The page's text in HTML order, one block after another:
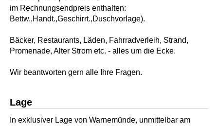
im Rechnungsendpreis enthalten:
Bettw.,Handt.,Geschirrt.,Duschvorlage).
Bäcker, Restaurants, Läden, Fahrradverleih, Strand,
Promenade, Alter Strom etc. - alles um die Ecke.
Wir beantworten gern alle Ihre Fragen.
Lage
In exklusiver Lage von Warnemünde, unmittelbar am